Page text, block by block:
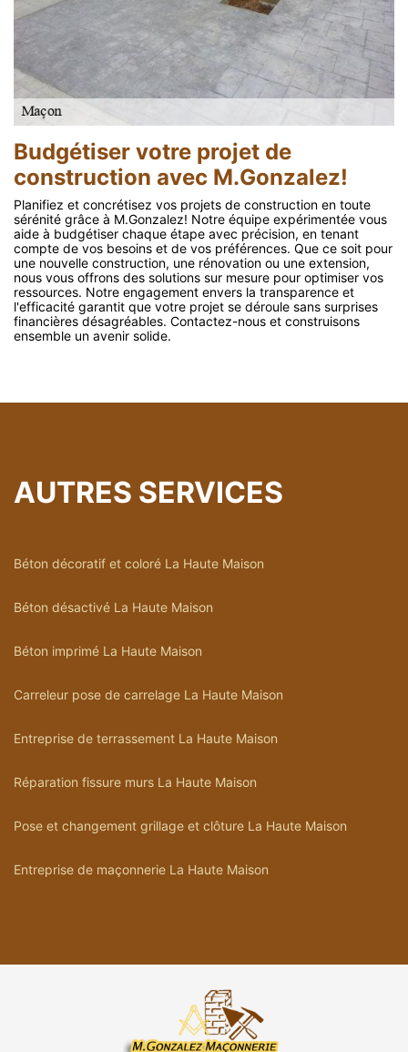
Budgétiser votre projet de
construction avec M.Gonzalez!
Planifiez et concrétisez vos projets de construction en toute
sérénité grâce à M.Gonzalez! Notre équipe expérimentée vous
aide à budgétiser chaque étape avec précision, en tenant
compte de vos besoins et de vos préférences. Que ce soit pour
une nouvelle construction, une rénovation ou une extension,
nous vous offrons des solutions sur mesure pour optimiser vos
ressources. Notre engagement envers la transparence et
l'efficacité garantit que votre projet se déroule sans surprises
financières désagréables. Contactez-nous et construisons
ensemble un avenir solide.
AUTRES SERVICES
Béton décoratif et coloré La Haute Maison
Béton désactivé La Haute Maison
Béton imprimé La Haute Maison
Carreleur pose de carrelage La Haute Maison
Entreprise de terrassement La Haute Maison
Réparation fissure murs La Haute Maison
Pose et changement grillage et clôture La Haute Maison
Entreprise de maçonnerie La Haute Maison